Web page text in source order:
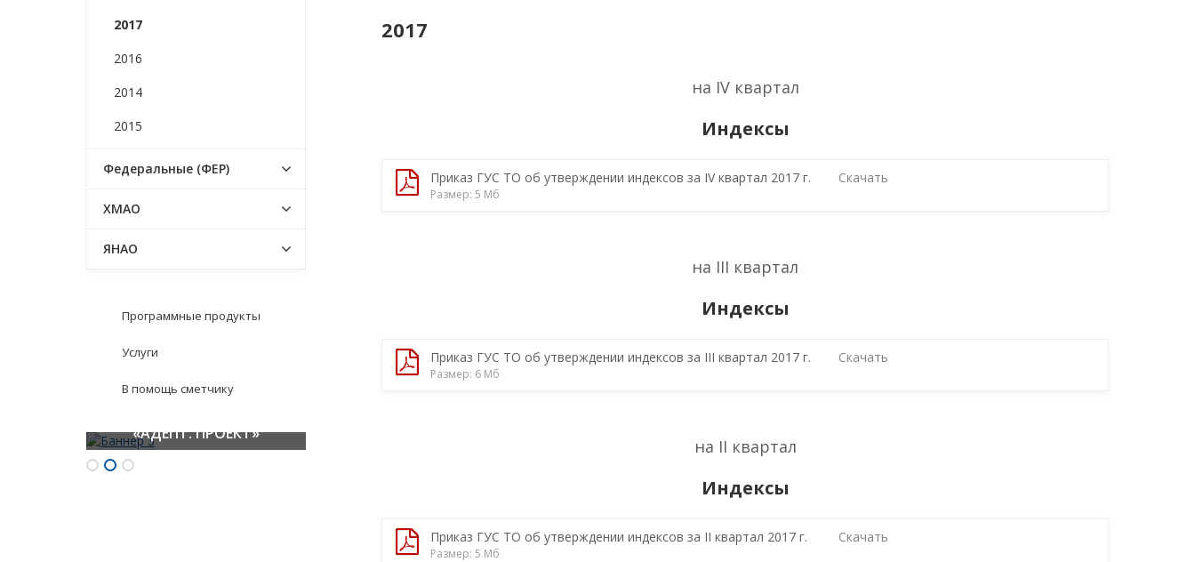
2017
на IV квартал
Индексы
Приказ ГУС ТО об утверждении индексов за IV квартал 2017 г.
Размер: 5 Мб
Скачать
на III квартал
Индексы
Приказ ГУС ТО об утверждении индексов за III квартал 2017 г.
Размер: 6 Мб
Скачать
на II квартал
Индексы
Приказ ГУС ТО об утверждении индексов за II квартал 2017 г.
Размер: 5 Мб
Скачать
2017
2016
2014
2015
Федеральные (ФЕР)
ХМАО
ЯНАО
Программные продукты
Услуги
В помощь сметчику
ГОССТРОЙСМЕТА
«АДЕПТ: ПРОЕКТ»
ПК «Гранд-Смета»